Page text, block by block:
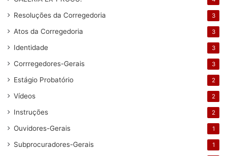
Resoluções da Corregedoria 3
Atos da Corregedoria 3
Identidade 3
Corrregedores-Gerais 3
Estágio Probatório 2
Vídeos 2
Instruções 2
Ouvidores-Gerais 1
Subprocuradores-Gerais 1